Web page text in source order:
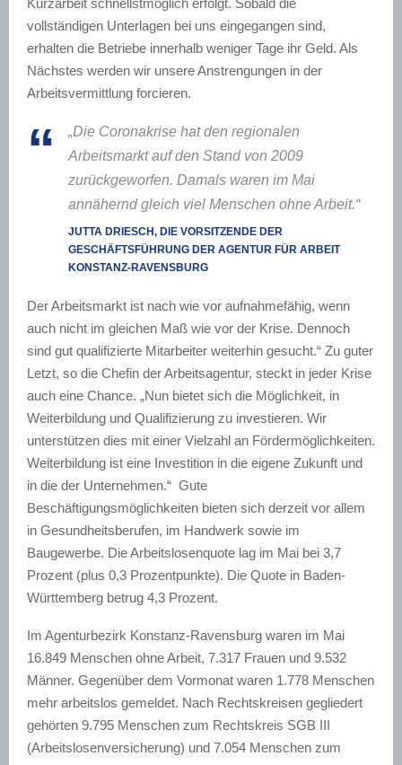
vollständigen Unterlagen bei uns eingegangen sind,
erhalten die Betriebe innerhalb weniger Tage ihr Geld. Als
Nächstes werden wir unsere Anstrengungen in der
Arbeitsvermittlung forcieren.
„Die Coronakrise hat den regionalen
Arbeitsmarkt auf den Stand von 2009
zurückgeworfen. Damals waren im Mai
annähernd gleich viel Menschen ohne Arbeit.“
JUTTA DRIESCH, DIE VORSITZENDE DER
GESCHÄFTSFÜHRUNG DER AGENTUR FÜR ARBEIT
KONSTANZ-RAVENSBURG
Der Arbeitsmarkt ist nach wie vor aufnahmefähig, wenn
auch nicht im gleichen Maß wie vor der Krise. Dennoch
sind gut qualifizierte Mitarbeiter weiterhin gesucht.“ Zu guter
Letzt, so die Chefin der Arbeitsagentur, steckt in jeder Krise
auch eine Chance. „Nun bietet sich die Möglichkeit, in
Weiterbildung und Qualifizierung zu investieren. Wir
unterstützen dies mit einer Vielzahl an Fördermöglichkeiten.
Weiterbildung ist eine Investition in die eigene Zukunft und
in die der Unternehmen.“ Gute
Beschäftigungsmöglichkeiten bieten sich derzeit vor allem
in Gesundheitsberufen, im Handwerk sowie im
Baugewerbe. Die Arbeitslosenquote lag im Mai bei 3,7
Prozent (plus 0,3 Prozentpunkte). Die Quote in Baden-
Württemberg betrug 4,3 Prozent.
Im Agenturbezirk Konstanz-Ravensburg waren im Mai
16.849 Menschen ohne Arbeit, 7.317 Frauen und 9.532
Männer. Gegenüber dem Vormonat waren 1.778 Menschen
mehr arbeitslos gemeldet. Nach Rechtskreisen gegliedert
gehörten 9.795 Menschen zum Rechtskreis SGB III
(Arbeitslosenversicherung) und 7.054 Menschen zum